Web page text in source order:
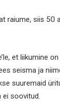
raiume, siis 50
et liikumine
seisma ja
suuremaid
ei soovitud.